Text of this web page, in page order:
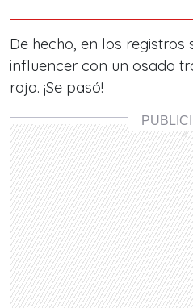
De hecho, en los registros
influencer con un osado
rojo. ¡Se pasó!